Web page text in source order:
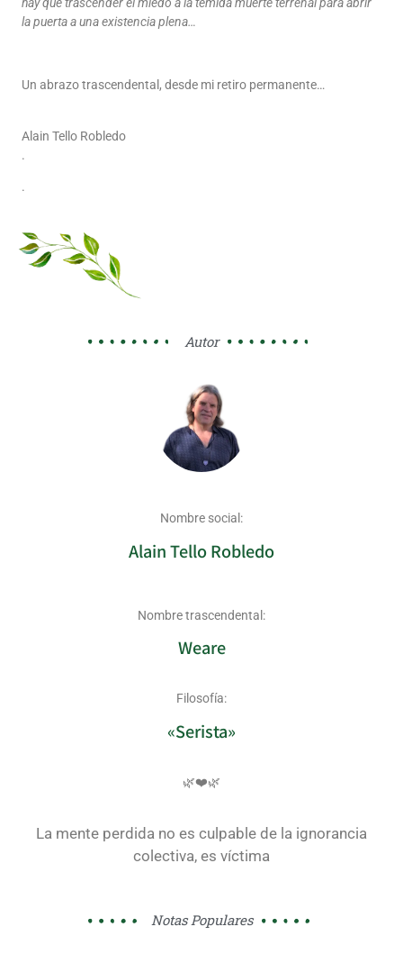
la puerta a una existencia plena…
Un abrazo trascendental, desde mi retiro permanente…
Alain Tello Robledo
.
.
Autor
Nombre social:
Alain Tello Robledo
Nombre trascendental:
Weare
Filosofía:
«Serista»
🌿❤️🌿
La mente perdida no es culpable de la ignorancia
colectiva, es víctima
Notas Populares